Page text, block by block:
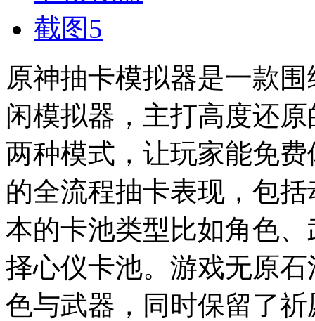
原神抽卡模拟器是一款
闲模拟器，主打高度还
两种模式，让玩家能免
的全流程抽卡表现，包
本的卡池类型比如角色
择心仪卡池。游戏无原
色与武器，同时保留了